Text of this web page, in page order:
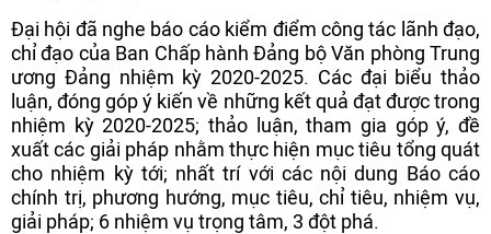
Đại hội đã nghe báo cáo kiểm điểm công tác lãnh đạo,
chỉ đạo của Ban Chấp hành Đảng bộ Văn phòng Trung
ương Đảng nhiệm kỳ 2020-2025. Các đại biểu thảo
luận, đóng góp ý kiến về những kết quả đạt được trong
nhiệm kỳ 2020-2025; thảo luận, tham gia góp ý, đề
xuất các giải pháp nhằm thực hiện mục tiêu tổng quát
cho nhiệm kỳ tới; nhất trí với các nội dung Báo cáo
chính trị, phương hướng, mục tiêu, chỉ tiêu, nhiệm vụ,
giải pháp; 6 nhiệm vụ trọng tâm, 3 đột phá.